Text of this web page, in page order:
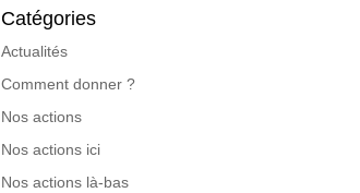
Catégories
Actualités
Comment donner ?
Nos actions
Nos actions ici
Nos actions là-bas